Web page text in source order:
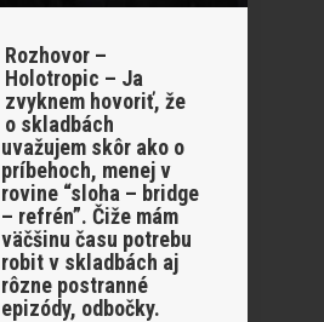
Rozhovor –
Holotropic – Ja
zvyknem hovoriť, že
o skladbách
uvažujem skôr ako o
príbehoch, menej v
rovine “sloha – bridge
– refrén”. Čiže mám
väčšinu času potrebu
robit v skladbách aj
rôzne postranné
epizódy, odbočky.